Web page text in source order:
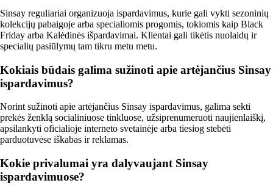
Sinsay reguliariai organizuoja ispardavimus, kurie gali vykti sezoninių
kolekcijų pabaigoje arba specialiomis progomis, tokiomis kaip Black
Friday arba Kalėdinės išpardavimai. Klientai gali tikėtis nuolaidų ir
specialių pasiūlymų tam tikru metu metu.
Kokiais būdais galima sužinoti apie artėjančius Sinsay
ispardavimus?
Norint sužinoti apie artėjančius Sinsay ispardavimus, galima sekti
prekės ženklą socialiniuose tinkluose, užsiprenumeruoti naujienlaiškį,
apsilankyti oficialioje interneto svetainėje arba tiesiog stebėti
parduotuvėse iškabas ir reklamas.
Kokie privalumai yra dalyvaujant Sinsay
ispardavimuose?